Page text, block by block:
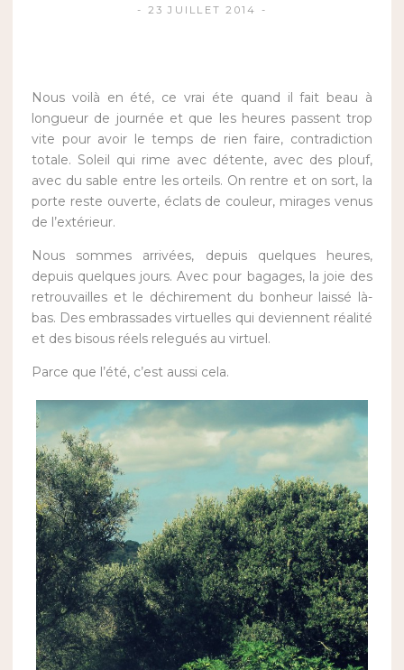
23 JUILLET 2014
Nous voilà en été, ce vrai éte quand il fait beau à
longueur de journée et que les heures passent trop
vite pour avoir le temps de rien faire, contradiction
totale. Soleil qui rime avec détente, avec des plouf,
avec du sable entre les orteils. On rentre et on sort, la
porte reste ouverte, éclats de couleur, mirages venus
de l’extérieur.
Nous sommes arrivées, depuis quelques heures,
depuis quelques jours. Avec pour bagages, la joie des
retrouvailles et le déchirement du bonheur laissé là-
bas. Des embrassades virtuelles qui deviennent réalité
et des bisous réels relegués au virtuel.
Parce que l’été, c’est aussi cela.